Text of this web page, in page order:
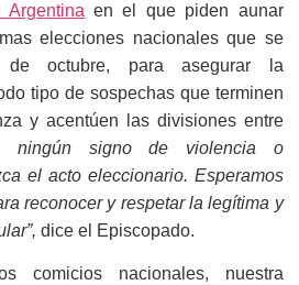
Argentina en el que piden aunar
elecciones nacionales que se
octubre, para asegurar la
tipo de sospechas que terminen
y acentúen las divisiones entre
ningún signo de violencia o
el acto eleccionario. Esperamos
reconocer y respetar la legítima y
dice el Episcopado.
comicios nacionales, nuestra